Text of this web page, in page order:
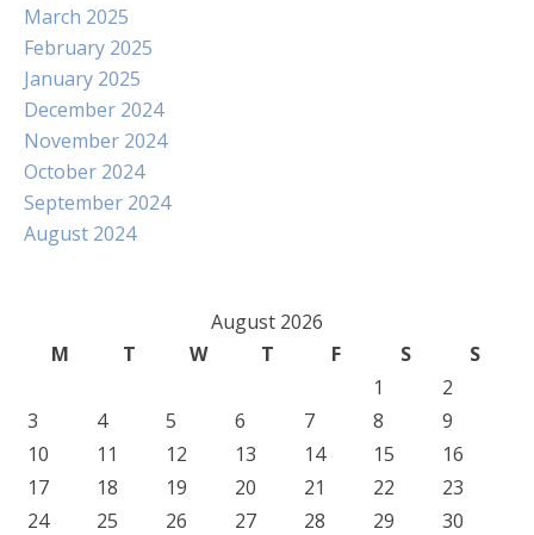
March 2025
February 2025
January 2025
December 2024
November 2024
October 2024
September 2024
August 2024
August 2026
M
T W T F S
S
1
2
3
4 5 6 7 8
9
10
11 12 13 14 15
16
17
18 19 20 21 22
23
24
25 26 27 28 29
30